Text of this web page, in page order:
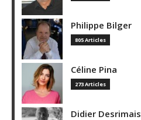
Philippe Bilger
805 Articles
Céline Pina
273 Articles
Didier Desrimais